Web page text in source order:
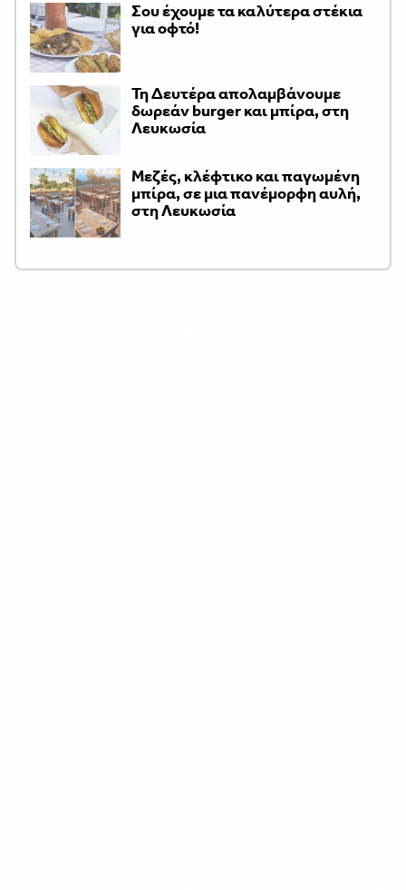
Σου έχουμε τα καλύτερα στέκια
για οφτό!
Τη Δευτέρα απολαμβάνουμε
δωρεάν burger και μπίρα, στη
Λευκωσία
Μεζές, κλέφτικο και παγωμένη
μπίρα, σε μια πανέμορφη αυλή,
στη Λευκωσία